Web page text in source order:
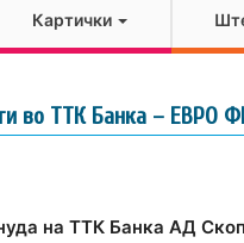
Картички
во ТТК Банка – ЕВРО
на ТТК Банка АД